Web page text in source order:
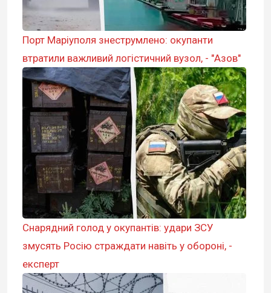
Порт Маріуполя знеструмлено: окупанти
втратили важливий логістичний вузол, - "Азов"
Снарядний голод у окупантів: удари ЗСУ
змусять Росію страждати навіть у обороні, -
експерт